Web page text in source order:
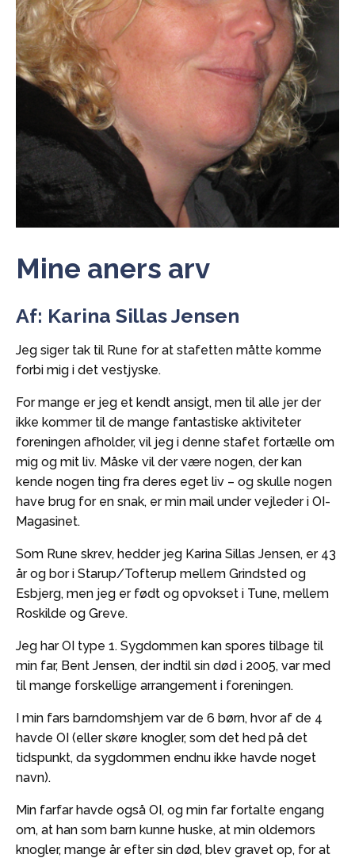
Mine aners arv
Af: Karina Sillas Jensen
Jeg siger tak til Rune for at stafetten måtte komme
forbi mig i det vestjyske.
For mange er jeg et kendt ansigt, men til alle jer der
ikke kommer til de mange fantastiske aktiviteter
foreningen afholder, vil jeg i denne stafet fortælle om
mig og mit liv. Måske vil der være nogen, der kan
kende nogen ting fra deres eget liv – og skulle nogen
have brug for en snak, er min mail under vejleder i OI-
Magasinet.
Som Rune skrev, hedder jeg Karina Sillas Jensen, er 43
år og bor i Starup/Tofterup mellem Grindsted og
Esbjerg, men jeg er født og opvokset i Tune, mellem
Roskilde og Greve.
Jeg har OI type 1. Sygdommen kan spores tilbage til
min far, Bent Jensen, der indtil sin død i 2005, var med
til mange forskellige arrangement i foreningen.
I min fars barndomshjem var de 6 børn, hvor af de 4
havde OI (eller skøre knogler, som det hed på det
tidspunkt, da sygdommen endnu ikke havde noget
navn).
Min farfar havde også OI, og min far fortalte engang
om, at han som barn kunne huske, at min oldemors
knogler, mange år efter sin død, blev gravet op, for at